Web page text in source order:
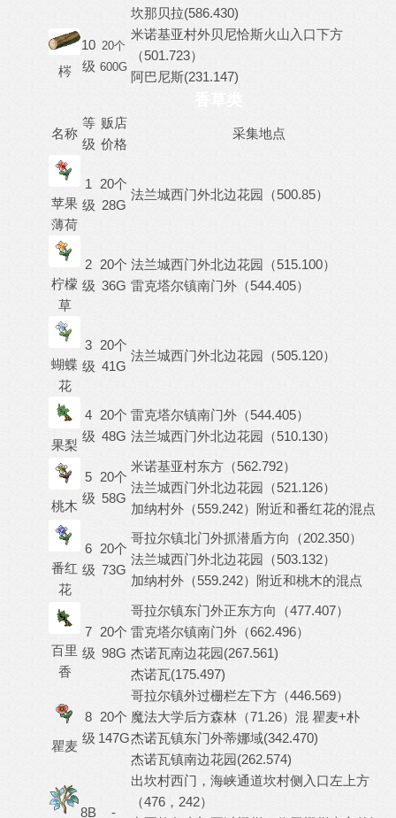
坎那贝拉(586.430)
梣
10
级
20个
600G
米诺基亚村外贝尼恰斯火山入口下方
（501.723）
阿巴尼斯(231.147)
名称
等
级
贩店
价格
采集地点
苹果
薄荷
1
级
20个
28G
法兰城西门外北边花园（500.85）
柠檬
草
2
级
20个
36G
法兰城西门外北边花园（515.100）
雷克塔尔镇南门外（544.405）
蝴蝶
花
3
级
20个
41G
法兰城西门外北边花园（505.120）
果梨
4
级
20个
48G
雷克塔尔镇南门外（544.405）
法兰城西门外北边花园（510.130）
桃木
5
级
20个
58G
米诺基亚村东方（562.792）
法兰城西门外北边花园（521.126）
加纳村外（559.242）附近和番红花的混点
番红
花
6
级
20个
73G
哥拉尔镇北门外抓潜盾方向（202.350）
法兰城西门外北边花园（503.132）
加纳村外（559.242）附近和桃木的混点
百里
香
7
级
20个
98G
哥拉尔镇东门外正东方向（477.407）
雷克塔尔镇南门外（662.496）
杰诺瓦南边花园(267.561)
杰诺瓦(175.497)
瞿麦
8
级
20个
147G
哥拉尔镇外过栅栏左下方（446.569）
魔法大学后方森林（71.26）混 瞿麦+朴
杰诺瓦镇东门外蒂娜域(342.470)
杰诺瓦镇南边花园(262.574)
8B -
出坎村西门，海峡通道坎村侧入口左上方
（476，242）